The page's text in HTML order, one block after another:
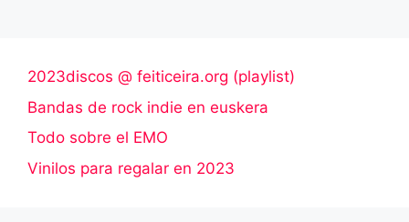
2023discos @ feiticeira.org (playlist)
Bandas de rock indie en euskera
Todo sobre el EMO
Vinilos para regalar en 2023